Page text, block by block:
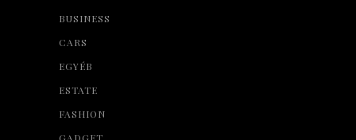
BUSINESS
CARS
EGYÉB
ESTATE
FASHION